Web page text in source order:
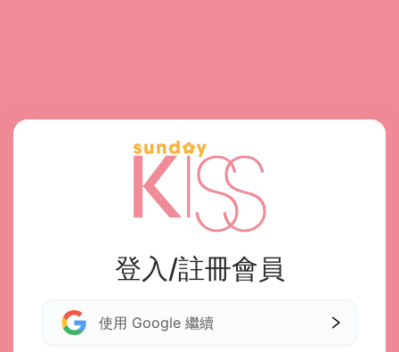
登入/註冊會員
使用 Google 繼續